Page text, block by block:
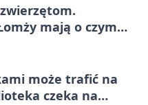
mają o czym
może trafić na
czeka na